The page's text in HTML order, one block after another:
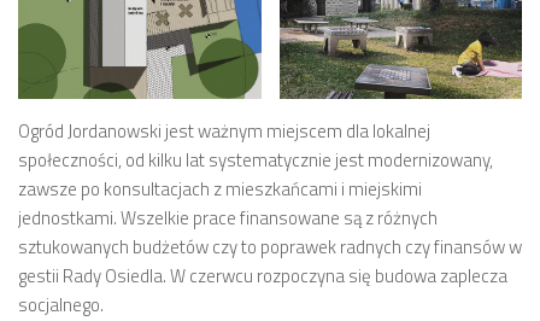
Ogród Jordanowski jest ważnym miejscem dla lokalnej
społeczności, od kilku lat systematycznie jest modernizowany,
zawsze po konsultacjach z mieszkańcami i miejskimi
jednostkami. Wszelkie prace finansowane są z różnych
sztukowanych budżetów czy to poprawek radnych czy finansów w
gestii Rady Osiedla. W czerwcu rozpoczyna się budowa zaplecza
socjalnego.